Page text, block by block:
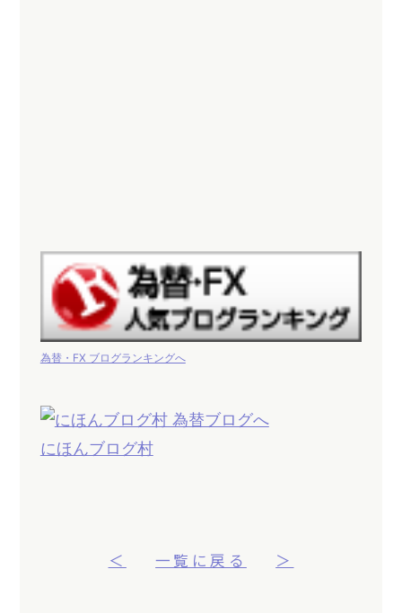
為替・FX ブログランキングへ
にほんブログ村
＜ 一覧に戻る ＞